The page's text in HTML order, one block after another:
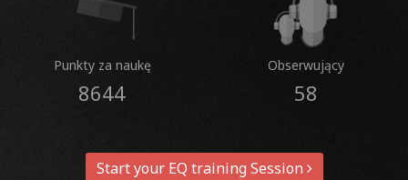
Punkty za naukę
8644
Obserwujący
58
Start your EQ training Session